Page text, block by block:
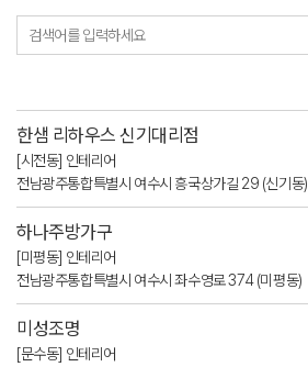
검색어를 입력하세요
한샘 리하우스 신기대리점
[시전동] 인테리어
전남광주통합특별시 여수시 흥국상가길 29 (신기동)
하나주방가구
[미평동] 인테리어
전남광주통합특별시 여수시 좌수영로 374 (미평동)
미성조명
[문수동] 인테리어